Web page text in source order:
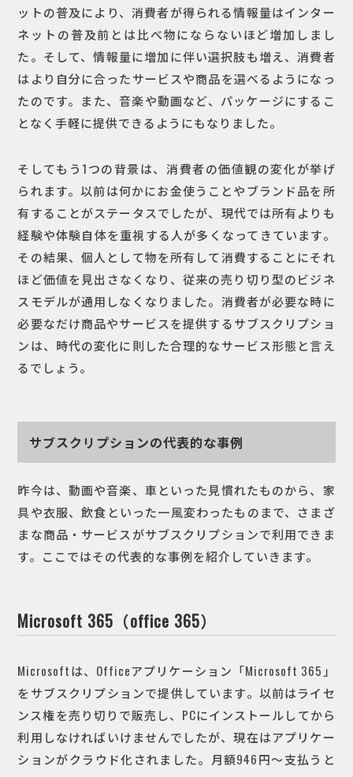
ットの普及により、消費者が得られる情報量はインター
ネットの普及前とは比べ物にならないほど増加しまし
た。そして、情報量に増加に伴い選択肢も増え、消費者
はより自分に合ったサービスや商品を選べるようになっ
たのです。また、音楽や動画など、パッケージにするこ
となく手軽に提供できるようにもなりました。
そしてもう1つの背景は、消費者の価値観の変化が挙げ
られます。以前は何かにお金使うことやブランド品を所
有することがステータスでしたが、現代では所有よりも
経験や体験自体を重視する人が多くなってきています。
その結果、個人として物を所有して消費することにそれ
ほど価値を見出さなくなり、従来の売り切り型のビジネ
スモデルが通用しなくなりました。消費者が必要な時に
必要なだけ商品やサービスを提供するサブスクリプショ
ンは、時代の変化に則した合理的なサービス形態と言え
るでしょう。
サブスクリプションの代表的な事例
昨今は、動画や音楽、車といった見慣れたものから、家
具や衣服、飲食といった一風変わったものまで、さまざ
まな商品・サービスがサブスクリプションで利用できま
す。ここではその代表的な事例を紹介していきます。
Microsoft 365（office 365）
Microsoftは、Officeアプリケーション「Microsoft 365」
をサブスクリプションで提供しています。以前はライセ
ンス権を売り切りで販売し、PCにインストールしてから
利用しなければいけませんでしたが、現在はアプリケー
ションがクラウド化されました。月額946円～支払うと